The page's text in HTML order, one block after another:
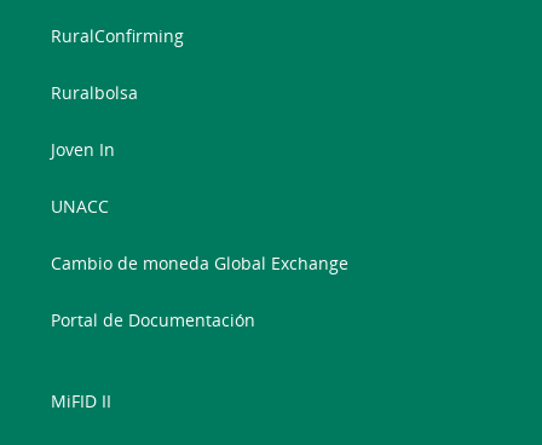
RuralConfirming
Ruralbolsa
Joven In
UNACC
Cambio de moneda Global Exchange
Portal de Documentación
MiFID II